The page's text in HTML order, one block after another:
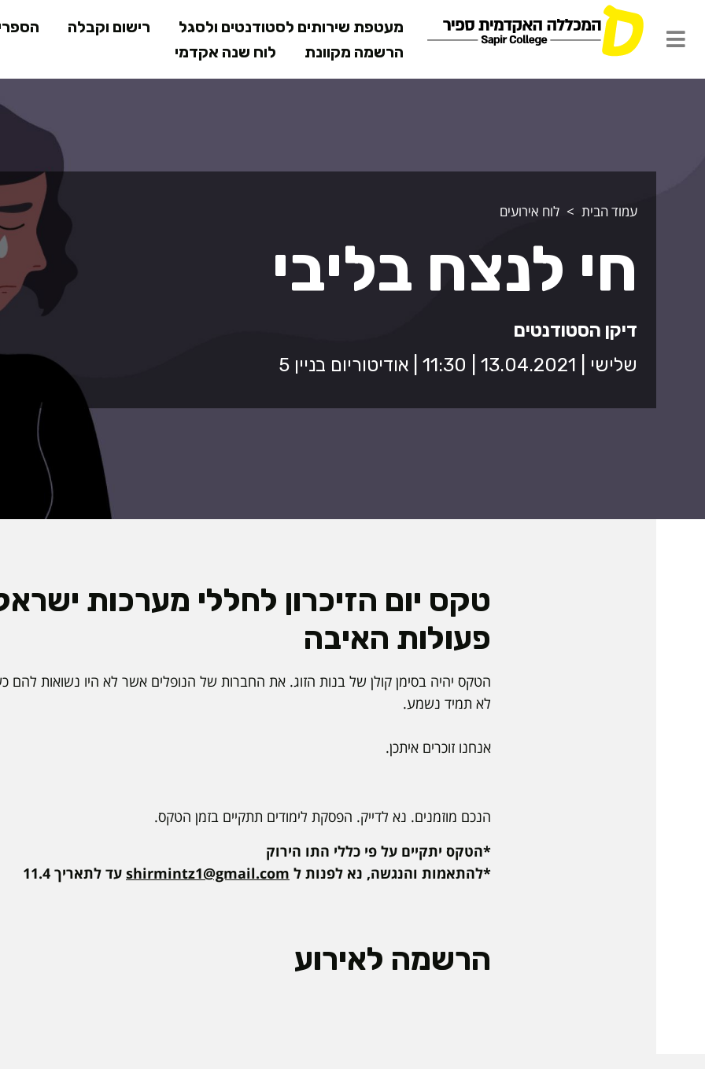
לתוכן
המרכזי
מעטפת שירותים לסטודנטים ולסגל רישום וקבלה
הרשמה מקוונת
לוח שנה אקדמי
עמוד הבית לוח אירועים
חי לנצח בליבי
דיקן הסטודנטים
שלישי | 13.04.2021 | 11:30 | אודיטוריום בניין 5
טקס יום הזיכרון לחללי מערכות
פעולות האיבה
הטקס יהיה בסימן קולן של בנות הזוג. את החברות של הנופלים אשר לא היו נשואות להם
לא תמיד נשמע.
אנחנו זוכרים איתכן.
הנכם מוזמנים. נא לדייק. הפסקת לימודים תתקיים בזמן הטקס.
*הטקס יתקיים על פי כללי התו הירוק
*להתאמות והנגשה, נא לפנות ל shirmintz1@gmail.com עד לתאריך 11.4
הרשמה לאירוע